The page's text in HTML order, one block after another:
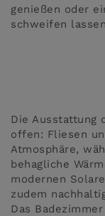
genießen oder
schweifen
Die Ausstattung
offen: Fliesen
Atmosphäre,
behagliche
modernen
zudem
Das